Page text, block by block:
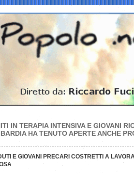
IN TERAPIA INTENSIVA E GIOVANI
HA TENUTO APERTE ANCHE
E GIOVANI PRECARI COSTRETTI A